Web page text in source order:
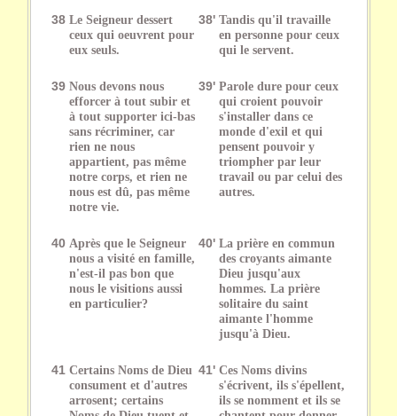
38 Le Seigneur dessert
ceux qui oeuvrent pour
eux seuls.
38' Tandis qu'il travaille
en personne pour ceux
qui le servent.
39 Nous devons nous
efforcer à tout subir et
à tout supporter ici-bas
sans récriminer, car
rien ne nous
appartient, pas même
notre corps, et rien ne
nous est dû, pas même
notre vie.
39' Parole dure pour ceux
qui croient pouvoir
s'installer dans ce
monde d'exil et qui
pensent pouvoir y
triompher par leur
travail ou par celui des
autres.
40 Après que le Seigneur
nous a visité en famille,
n'est-il pas bon que
nous le visitions aussi
en particulier?
40' La prière en commun
des croyants aimante
Dieu jusqu'aux
hommes. La prière
solitaire du saint
aimante l'homme
jusqu'à Dieu.
41 Certains Noms de Dieu
consument et d'autres
arrosent; certains
41' Ces Noms divins
s'écrivent, ils s'épellent,
ils se nomment et ils se